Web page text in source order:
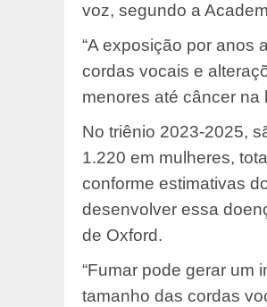
voz, segundo a
“A exposição por anos
cordas vocais e
menores até câncer na
No triênio 2023-2025,
1.220 em mulheres,
conforme estimativas
desenvolver essa
de Oxford.
“Fumar pode gerar um
tamanho das cordas